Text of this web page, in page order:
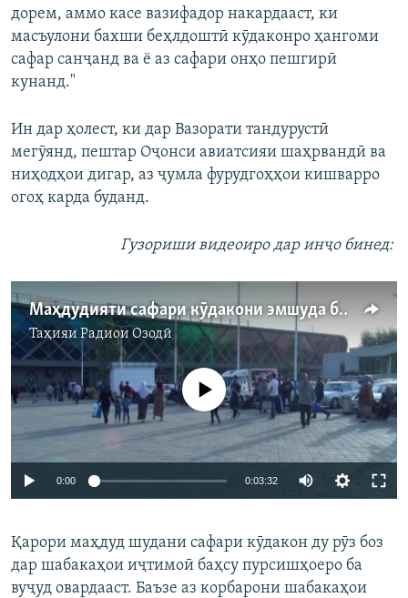
дорем, аммо касе вазифадор накардааст, ки
масъулони бахши беҳлдоштӣ кӯдаконро ҳангоми
сафар санҷанд ва ё аз сафари онҳо пешгирӣ
кунанд."
Ин дар ҳолест, ки дар Вазорати тандурустӣ
мегӯянд, пештар Оҷонси авиатсияи шаҳрвандӣ ва
ниҳодҳои дигар, аз ҷумла фурудгоҳҳои кишварро
огоҳ карда буданд.
Гузориши видеоиро дар инҷо бинед:
Маҳдудияти сафари кӯдакони эмшуда ба Русия
Таҳияи Радиои Озодӣ
Феълан кор намекунад
0:00 0:03:32
Қарори маҳдуд шудани сафари кӯдакон ду рӯз боз
дар шабакаҳои иҷтимоӣ баҳсу пурсишҳоеро ба
вуҷуд овардааст. Баъзе аз корбарони шабакаҳои